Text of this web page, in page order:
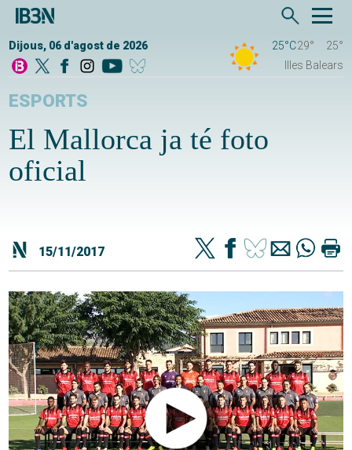
Dijous, 06 d'agost de 2026 25°C29°
25°
Illes Balears
ESPORTS
El Mallorca ja té foto
oficial
15/11/2017